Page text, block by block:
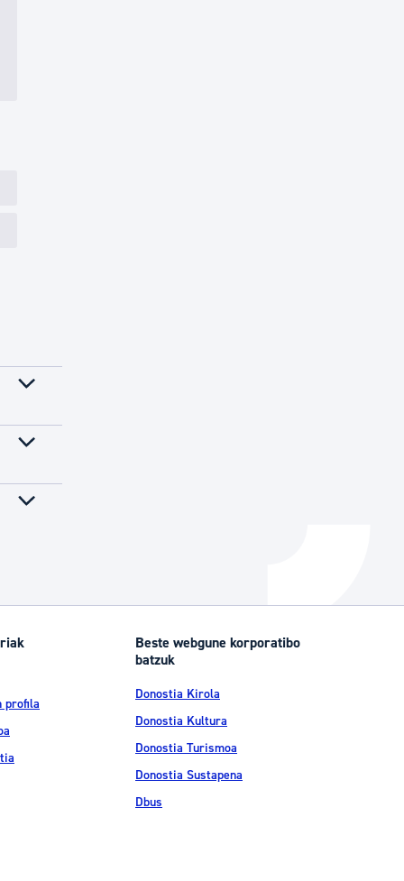
profila
Beste webgune korporatibo
batzuk
Donostia Kirola
Donostia Kultura
Donostia Turismoa
Donostia Sustapena
Dbus